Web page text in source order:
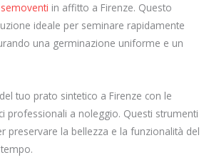
in affitto a Firenze. Questo
ideale per seminare rapidamente
una germinazione uniforme e un
tuo prato sintetico a Firenze con le
professionali a noleggio. Questi strumenti
preservare la bellezza e la funzionalità del